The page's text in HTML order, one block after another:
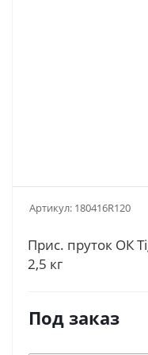
Артикул: 180416R120
Прис. пруток ОК
2,5 кг
Под заказ